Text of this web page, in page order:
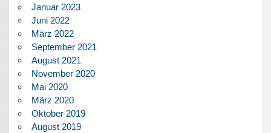
Januar 2023
Juni 2022
März 2022
September 2021
August 2021
November 2020
Mai 2020
März 2020
Oktober 2019
August 2019